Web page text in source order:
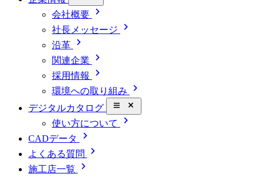
会社概要 chevron_right
社長メッセージ chevron_right
沿革 chevron_right
関連企業 chevron_right
採用情報 chevron_right
環境への取り組み chevron_right
デジタルカタログ close_small
使い方について chevron_right
CADデータ chevron_right
よくある質問 chevron_right
施工店一覧
chevron_right